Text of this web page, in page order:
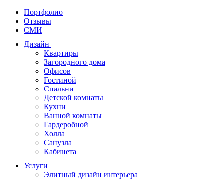
Портфолио
Отзывы
СМИ
Дизайн
Квартиры
Загородного дома
Офисов
Гостиной
Спальни
Детской комнаты
Кухни
Ванной комнаты
Гардеробной
Холла
Санузла
Кабинета
Услуги
Элитный дизайн интерьера